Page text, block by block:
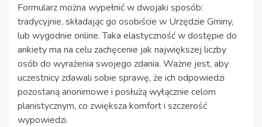
Formularz można wypełnić w dwojaki sposób:
tradycyjnie, składając go osobiście w Urzędzie Gminy,
lub wygodnie online. Taka elastyczność w dostępie do
ankiety ma na celu zachęcenie jak największej liczby
osób do wyrażenia swojego zdania. Ważne jest, aby
uczestnicy zdawali sobie sprawę, że ich odpowiedzi
pozostaną anonimowe i posłużą wyłącznie celom
planistycznym, co zwiększa komfort i szczerość
wypowiedzi.